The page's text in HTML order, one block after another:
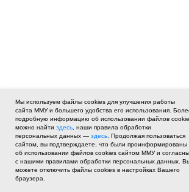
Кожина Вероника Олеговна
Кандидат экономических наук, доцент. Член-
Российской академии естественных наук (РАЕН)
макроэкономики и социального рыночного
200 научных статей. Постоянный докладчик на
международных конференциях по экономике и
Мы используем файлы cookies для улучшения работы
сайта ММУ и большего удобства его использования.
подробную информацию об использовании файлов
можно найти здесь , наши правила обработки
персональных данных — здесь . Продолжая пользоваться
сайтом, вы подтверждаете, что были проинформированы
об использовании файлов cookies сайтом ММУ и согласны
с нашими правилами обработки персональных данных.
можете отключить файлы cookies в настройках Вашего
браузера.